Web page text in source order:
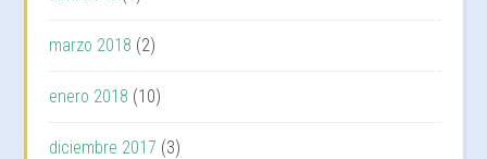
marzo 2018 (2)
enero 2018 (10)
diciembre 2017 (3)